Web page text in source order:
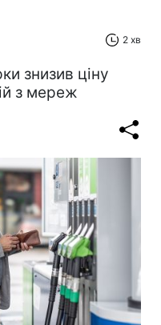
2 хв
знизив ціну
з мереж